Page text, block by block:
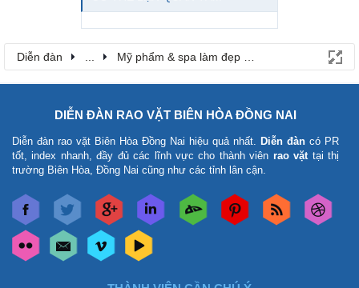
Diễn đàn Mỹ phẩm & spa làm đẹp tại Đồng Nai
DIỄN ĐÀN RAO VẶT BIÊN HÒA ĐỒNG NAI
Diễn đàn rao vặt Biên Hòa Đồng Nai hiệu quả nhất. Diễn đàn có PR
tốt, index nhanh, đầy đủ các lĩnh vực cho thành viên rao vặt tại thị
trường Biên Hòa, Đồng Nai cũng như các tỉnh lân cận.